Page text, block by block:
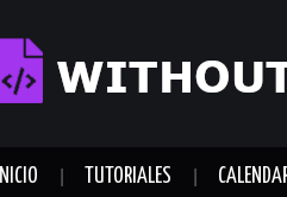
INICIO TUTORIALES